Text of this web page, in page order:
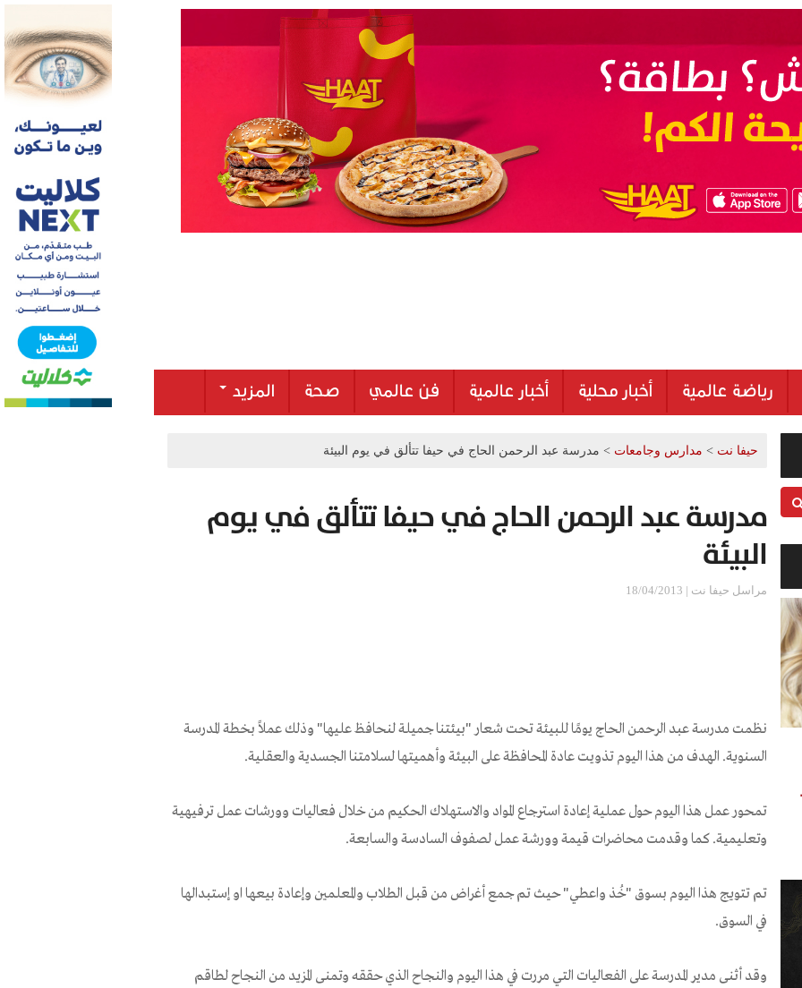
رياضة عالمية أخبار محلية أخبار عالمية فن عالمي صحة المزيد
حيفا نت > مدارس وجامعات > مدرسة عبد الرحمن الحاج في حيفا تتألق في يوم البيئة
مدرسة عبد الرحمن الحاج في حيفا تتألق في يوم
البيئة
مراسل حيفا نت | 18/04/2013
نظمت مدرسة عبد الرحمن الحاج يومًا للبيئة تحت شعار "بيئتنا جميلة لنحافظ عليها" وذلك عملاً بخطة المدرسة
السنوية. الهدف من هذا اليوم تذويت عادة المحافظة على البيئة وأهميتها لسلامتنا الجسدية والعقلية.
تمحور عمل هذا اليوم حول عملية إعادة استرجاع المواد والاستهلاك الحكيم من خلال فعاليات وورشات عمل ترفيهية
وتعليمية. كما وقدمت محاضرات قيمة وورشة عمل لصفوف السادسة والسابعة.
تم تتويج هذا اليوم بسوق "خُذ واعطي" حيث تم جمع أغراض من قبل الطلاب والمعلمين وإعادة بيعها او إستبدالها
في السوق.
وقد أثنى مدير المدرسة على الفعاليات التي مررت في هذا اليوم والنجاح الذي حققه وتمنى المزيد من النجاح لطاقم